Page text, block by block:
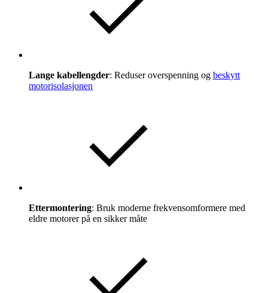
Lange kabellengder: Reduser overspenning og beskytt
motorisolasjonen
Ettermontering: Bruk moderne frekvensomformere med
eldre motorer på en sikker måte